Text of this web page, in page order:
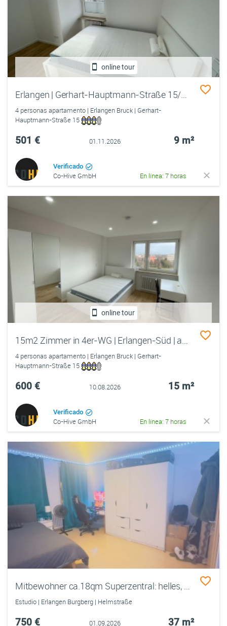
online tour
Erlangen | Gerhart-Hauptmann-Straße 15/9. OG rechts WE 112 /Zimmer 4
4 personas apartamento | Erlangen Bruck | Gerhart-
Hauptmann-Straße 15
501 € 01.11.2026 9 m²
Verificado
Co-Hive GmbH En línea: 7 horas
online tour
15m2 Zimmer in 4er-WG | Erlangen-Süd | ab sofort
4 personas apartamento | Erlangen Bruck | Gerhart-
Hauptmann-Straße 15
600 € 10.08.2026 15 m²
Verificado
Co-Hive GmbH En línea: 7 horas
Mitbewohner ca.18qm Superzentral: helles, gemütlich möbliertes WG-Zimmer in einer Männer-WG
Estudio | Erlangen Burgberg | Helmstraße
750 € 01.09.2026 37 m²